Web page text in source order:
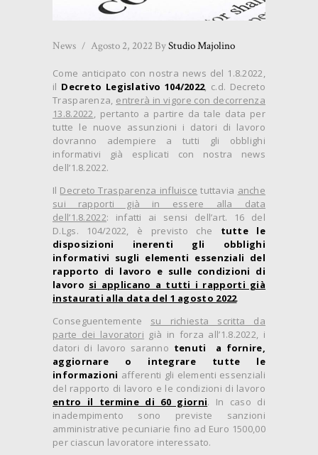
News Agosto 2, 2022 ByStudio Majolino
Come anticipato con nostra news del 1.8.2022,
il Decreto Legislativo 104/2022, c.d. Decreto
Trasparenza, entrerà in vigore con decorrenza
13.8.2022, pertanto a partire da tale data per
tutte le nuove assunzioni i datori di lavoro
dovranno adempiere a tutti gli obblighi
informativi già esplicati con nostra news
dell’1.8.2022.
Il Decreto Trasparenza influisce tuttavia anche
sui rapporti già in essere alla data
dell’1.8.2022: infatti ai sensi dell’art. 16 del
D.Lgs. 104/2022, è previsto che tutte le
disposizioni inerenti gli obblighi
informativi sugli elementi essenziali del
rapporto di lavoro e sulle condizioni di
lavoro si applicano a tutti i rapporti già
instaurati alla data del 1 agosto 2022.
Conseguentemente su richiesta scritta da
parte dei lavoratori già in forza all’1.8.2022, i
datori di lavoro saranno tenuti a fornire,
aggiornare o integrare tutte le
informazioni afferenti gli elementi essenziali
del rapporto di lavoro e le condizioni di lavoro
entro il termine di 60 giorni. In caso di
inadempimento sono previste sanzioni
amministrative pecuniarie fino ad Euro 1500,00
per ciascun lavoratore interessato.